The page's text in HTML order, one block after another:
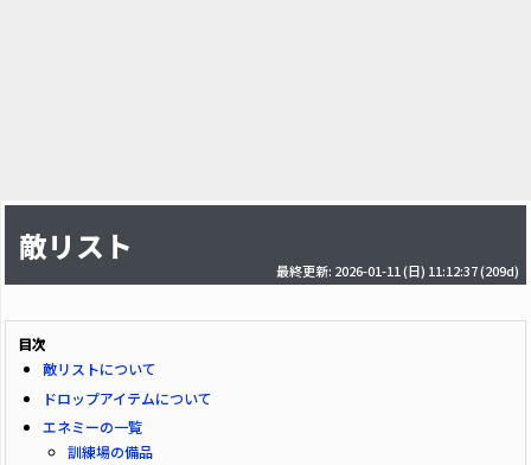
敵リスト
最終更新: 2026-01-11 (日) 11:12:37(209d)
目次
敵リストについて
ドロップアイテムについて
エネミーの一覧
訓練場の備品